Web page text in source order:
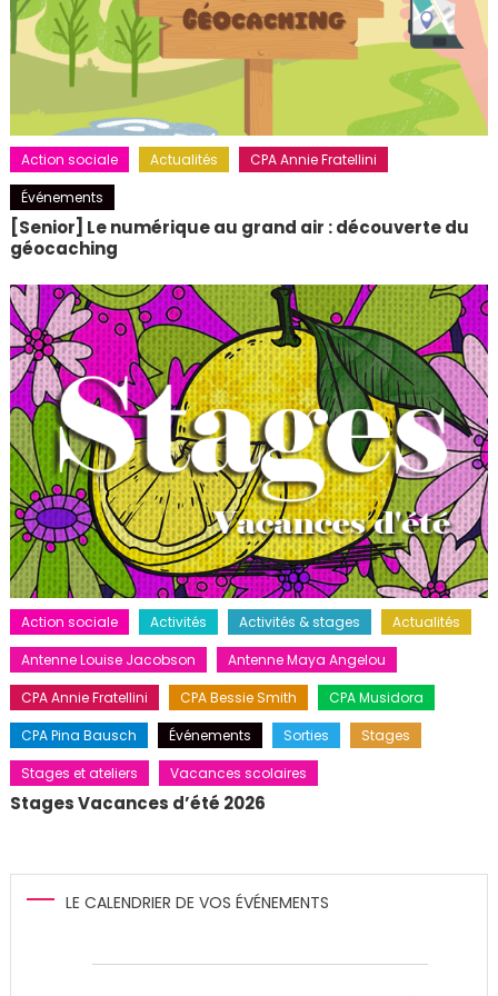
Action sociale Actualités
CPA Annie Fratellini
Événements
[Senior] Le numérique au grand air : découverte du
géocaching
Action sociale Activités Activités & stages
Actualités
Antenne Louise Jacobson
Antenne Maya Angelou
CPA Annie Fratellini
CPA Bessie Smith
CPA Musidora
CPA Pina Bausch
Événements Sorties
Stages
Stages et ateliers
Vacances scolaires
Stages Vacances d’été 2026
LE CALENDRIER DE VOS ÉVÉNEMENTS